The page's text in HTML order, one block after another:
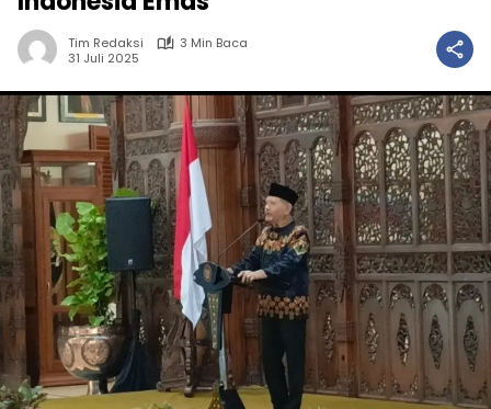
Tim Redaksi
3 Min Baca
31 Juli 2025